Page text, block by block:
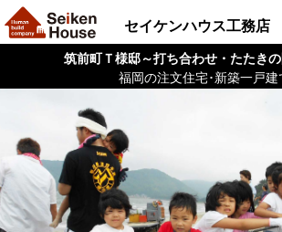
筑前町Ｔ様邸～打ち合わせ・たたき
福岡の注文住宅･新築一戸建
セイケンハウス工務店